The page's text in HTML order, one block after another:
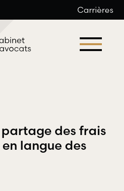
Carrières
des frais
langue des